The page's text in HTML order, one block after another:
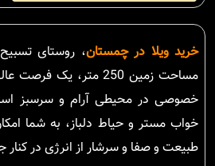
خرید ویلا در چمستان
مساحت زمین 250 متر، یک
خواب مستر و حیاط دلباز، به شما
طبیعت و صفا و سرشار از انرژی در کنار